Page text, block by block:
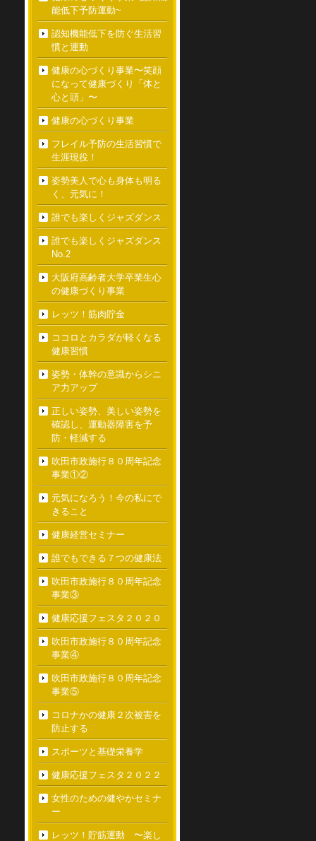
能低下予防運動~
認知機能低下を防ぐ生活習
慣と運動
健康の心づくり事業〜笑顔
になって健康づくり「体と
心と頭」〜
健康の心づくり事業
フレイル予防の生活習慣で
生涯現役！
姿勢美人で心も身体も明る
く、元気に！
誰でも楽しくジャズダンス
誰でも楽しくジャズダンス
No.2
大阪府高齢者大学卒業生心
の健康づくり事業
レッツ！筋肉貯金
ココロとカラダが軽くなる
健康習慣
姿勢・体幹の意識からシニ
ア力アップ
正しい姿勢、美しい姿勢を
確認し、運動器障害を予
防・軽減する
吹田市政施行８０周年記念
事業①②
元気になろう！今の私にで
きること
健康経営セミナー
誰でもできる７つの健康法
吹田市政施行８０周年記念
事業③
健康応援フェスタ２０２０
吹田市政施行８０周年記念
事業④
吹田市政施行８０周年記念
事業⑤
コロナかの健康２次被害を
防止する
スポーツと基礎栄養学
健康応援フェスタ２０２２
女性のための健やかセミナ
ー
レッツ！貯筋運動 〜楽し